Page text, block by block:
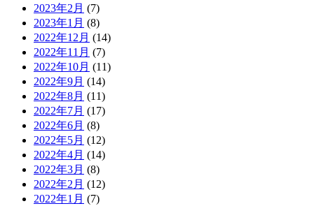
2023年2月 (7)
2023年1月 (8)
2022年12月 (14)
2022年11月 (7)
2022年10月 (11)
2022年9月 (14)
2022年8月 (11)
2022年7月 (17)
2022年6月 (8)
2022年5月 (12)
2022年4月 (14)
2022年3月 (8)
2022年2月 (12)
2022年1月 (7)